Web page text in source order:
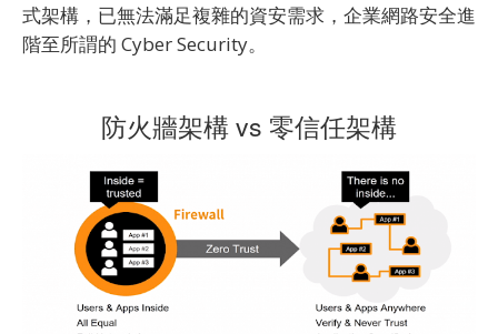
式架構，已無法滿足複雜的資安需求，企業網路安全進
階至所謂的 Cyber Security。
防火牆架構 vs 零信任架構